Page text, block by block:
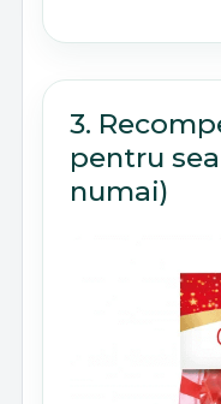
3.
pentru
numai)